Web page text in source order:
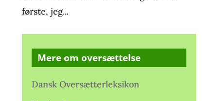
første, jeg...
Mere om oversættelse
Dansk Oversætterleksikon